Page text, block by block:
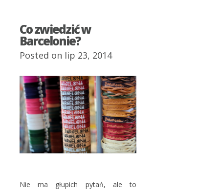
Co zwiedzić w
Barcelonie?
Posted on lip 23, 2014
Nie ma głupich pytań, ale to